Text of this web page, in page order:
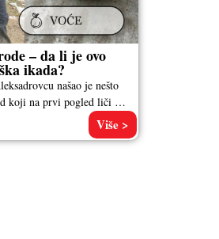
– da li je ovo
ikada?
našao je nešto
koji na prvi pogled liči na
Više >